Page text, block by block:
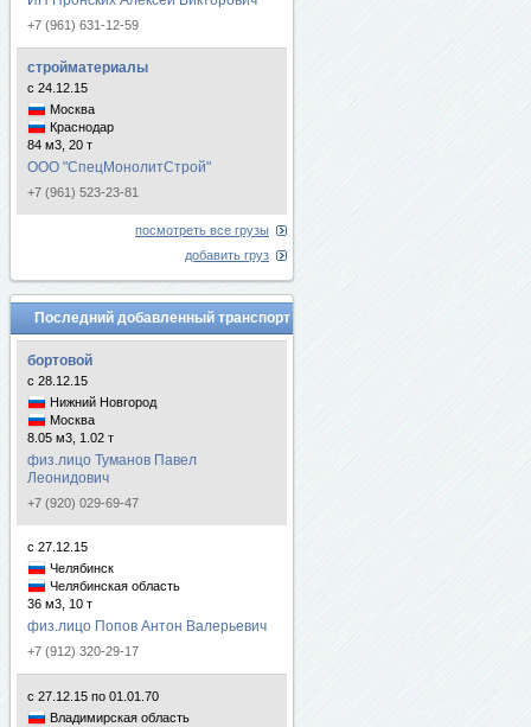
+7 (961) 631-12-59
стройматериалы
с 24.12.15
Москва
Краснодар
84 м3, 20 т
ООО "СпецМонолитСтрой"
+7 (961) 523-23-81
посмотреть все грузы
добавить груз
Последний добавленный транспорт
бортовой
с 28.12.15
Нижний Новгород
Москва
8.05 м3, 1.02 т
физ.лицо Туманов Павел
Леонидович
+7 (920) 029-69-47
с 27.12.15
Челябинск
Челябинская область
36 м3, 10 т
физ.лицо Попов Антон Валерьевич
+7 (912) 320-29-17
с 27.12.15 по 01.01.70
Владимирская область